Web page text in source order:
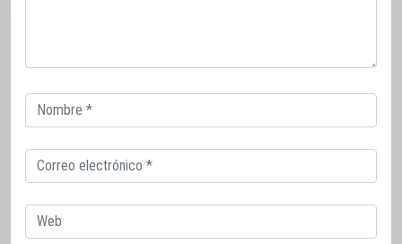
Correo
electrónico
Correo
electrónico
Web